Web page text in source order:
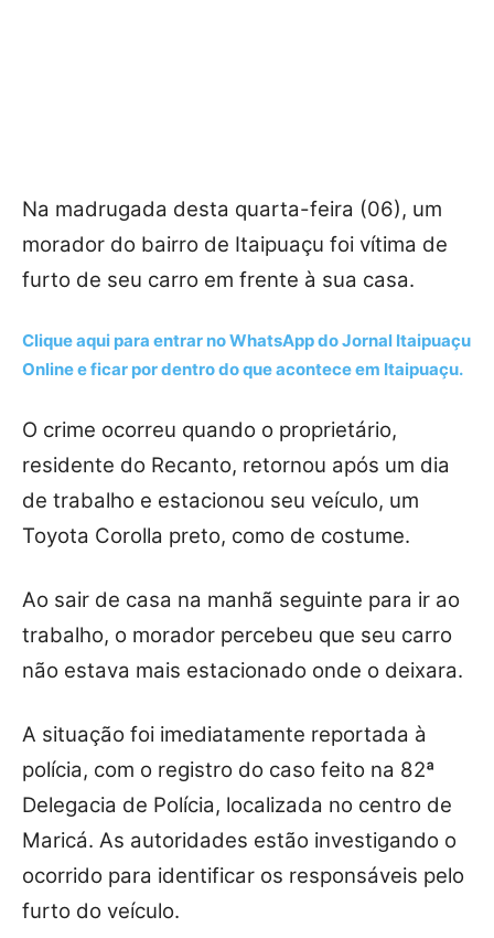
Na madrugada desta quarta-feira (06), um
morador do bairro de Itaipuaçu foi vítima de
furto de seu carro em frente à sua casa.
Clique aqui para entrar noWhatsAppdo Jornal Itaipuaçu
Online e ficar por dentro do que acontece em Itaipuaçu.
O crime ocorreu quando o proprietário,
residente do Recanto, retornou após um dia
de trabalho e estacionou seu veículo, um
Toyota Corolla preto, como de costume.
Ao sair de casa na manhã seguinte para ir ao
trabalho, o morador percebeu que seu carro
não estava mais estacionado onde o deixara.
A situação foi imediatamente reportada à
polícia, com o registro do caso feito na 82ª
Delegacia de Polícia, localizada no centro de
Maricá. As autoridades estão investigando o
ocorrido para identificar os responsáveis pelo
furto do veículo.